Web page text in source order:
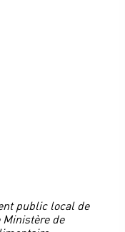
public local de
de